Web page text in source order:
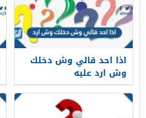
اذا احد قالي وش دخلك
وش ارد عليه